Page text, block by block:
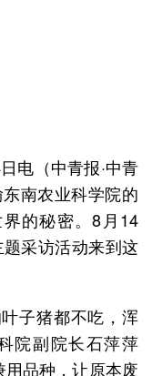
电（中青报·中青
南农业科学院的
的秘密。8月14
题采访活动来到这
子猪都不吃，浑
院副院长石萍萍
品种，让原本废